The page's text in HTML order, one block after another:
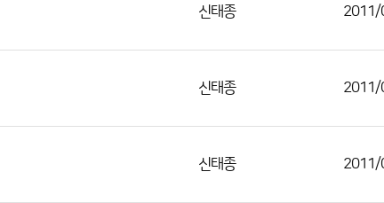
신태종 2011/
신태종 2011/
신태종 2011/